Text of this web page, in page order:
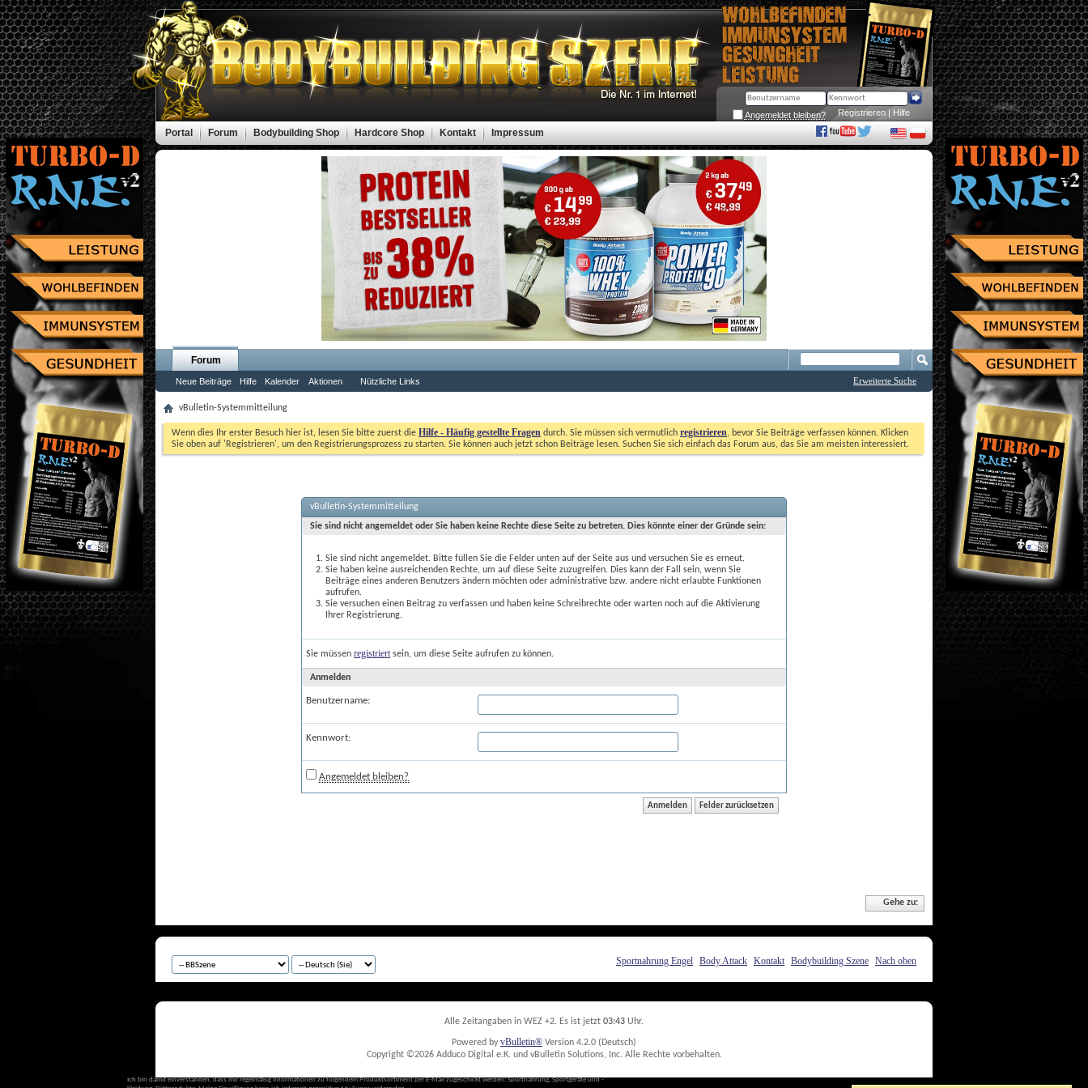
Angemeldet bleiben? Registrieren | Hilfe
Portal Forum Bodybuilding Shop Hardcore Shop Kontakt Impressum
Forum
Neue Beiträge Hilfe Kalender Aktionen Nützliche Links Erweiterte Suche
vBulletin-Systemmitteilung
Wenn dies Ihr erster Besuch hier ist, lesen Sie bitte zuerst die Hilfe - Häufig gestellte Fragen durch. Sie müssen sich vermutlich registrieren, bevor Sie Beiträge verfassen können. Klicken
Sie oben auf 'Registrieren', um den Registrierungsprozess zu starten. Sie können auch jetzt schon Beiträge lesen. Suchen Sie sich einfach das Forum aus, das Sie am meisten interessiert.
vBulletin-Systemmitteilung
Sie sind nicht angemeldet oder Sie haben keine Rechte diese Seite zu betreten. Dies könnte einer der Gründe sein:
Sie sind nicht angemeldet. Bitte füllen Sie die Felder unten auf der Seite aus und versuchen Sie es erneut.
Sie haben keine ausreichenden Rechte, um auf diese Seite zuzugreifen. Dies kann der Fall sein, wenn Sie
Beiträge eines anderen Benutzers ändern möchten oder administrative bzw. andere nicht erlaubte Funktionen
aufrufen.
Sie versuchen einen Beitrag zu verfassen und haben keine Schreibrechte oder warten noch auf die Aktivierung
Ihrer Registrierung.
Sie müssen registriert sein, um diese Seite aufrufen zu können.
Anmelden
Benutzername:
Kennwort:
Angemeldet bleiben?
Gehe zu:
Sportnahrung Engel Body Attack Kontakt Bodybuilding Szene Nach oben
Alle Zeitangaben in WEZ +2. Es ist jetzt 03:43 Uhr.
Powered byvBulletin® Version 4.2.0 (Deutsch)
Copyright ©2026 Adduco Digital e.K. und vBulletin Solutions, Inc. Alle Rechte vorbehalten.
Ich bin damit einverstanden, dass mir regelmäßig Informationen zu folgendem Produktsortiment per E-Mail zugeschickt werden: Sportnahrung, Sportgeräte und -